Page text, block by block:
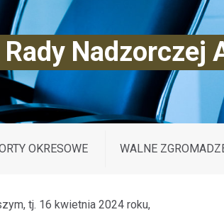
Nadzorczej
OKRESOWE WALNE
tj. 16 kwietnia 2024 roku,